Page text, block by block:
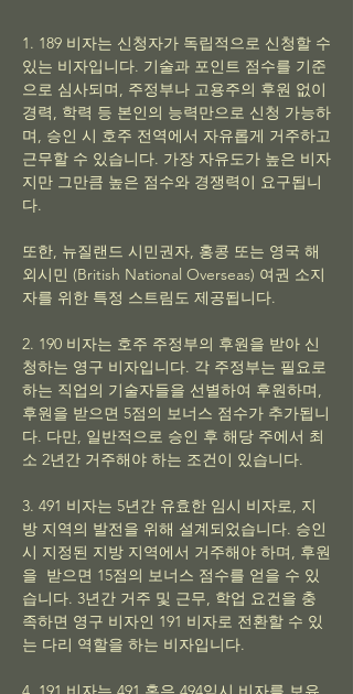
1. 189 비자는 신청자가 독립적으로 신청할 수
있는 비자입니다. 기술과 포인트 점수를 기준
으로 심사되며, 주정부나 고용주의 후원 없이
경력, 학력 등 본인의 능력만으로 신청 가능하
며, 승인 시 호주 전역에서 자유롭게 거주하고
근무할 수 있습니다. 가장 자유도가 높은 비자
지만 그만큼 높은 점수와 경쟁력이 요구됩니
다.
또한, 뉴질랜드 시민권자, 홍콩 또는 영국 해
외시민 (British National Overseas) 여권 소지
자를 위한 특정 스트림도 제공됩니다.
2. 190 비자는 호주 주정부의 후원을 받아 신
청하는 영구 비자입니다. 각 주정부는 필요로
하는 직업의 기술자들을 선별하여 후원하며,
후원을 받으면 5점의 보너스 점수가 추가됩니
다. 다만, 일반적으로 승인 후 해당 주에서 최
소 2년간 거주해야 하는 조건이 있습니다.
3. 491 비자는 5년간 유효한 임시 비자로, 지
방 지역의 발전을 위해 설계되었습니다. 승인
시 지정된 지방 지역에서 거주해야 하며, 후원
을 받으면 15점의 보너스 점수를 얻을 수 있
습니다. 3년간 거주 및 근무, 학업 요건을 충
족하면 영구 비자인 191 비자로 전환할 수 있
는 다리 역할을 하는 비자입니다.